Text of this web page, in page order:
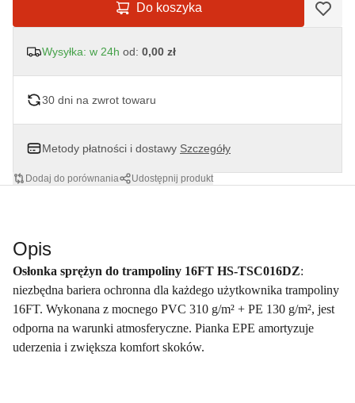
Do koszyka
Wysyłka: w 24h od: 0,00 zł
30 dni na zwrot towaru
Metody płatności i dostawy Szczegóły
Dodaj do porównania Udostępnij produkt
Opis
Osłonka sprężyn do trampoliny 16FT HS-TSC016DZ:
niezbędna bariera ochronna dla każdego użytkownika trampoliny
16FT. Wykonana z mocnego PVC 310 g/m² + PE 130 g/m², jest
odporna na warunki atmosferyczne. Pianka EPE amortyzuje
uderzenia i zwiększa komfort skoków.